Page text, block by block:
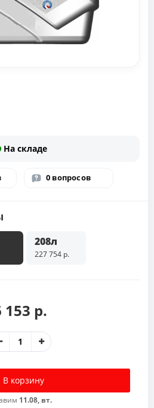
На складе
0 вопросов
208л
227 754 р.
153 р.
В корзину
11.08, вт.